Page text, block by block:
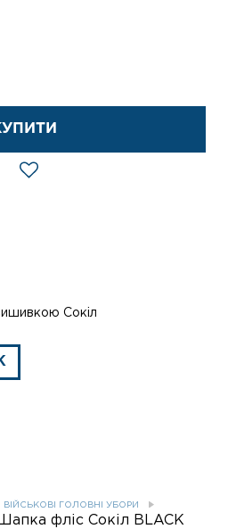
Сокіл
ВІЙСЬКОВІ ГОЛОВНІ УБОРИ
фліс Сокіл BLACK